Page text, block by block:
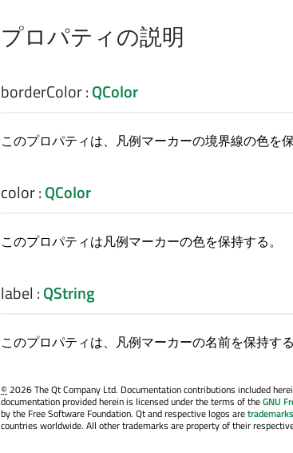
プロパティの説明
borderColor:QColor
このプロパティは、凡例マーカーの境界線の色を保
color:QColor
このプロパティは凡例マーカーの色を保持する。
label :QString
このプロパティは、凡例マーカーの名前を保持する
© 2026 The Qt Company Ltd. Documentation contributions included
documentation provided herein is licensed under the terms of theGNU
by the Free Software Foundation. Qt and respective logos aretrademarks
countries worldwide. All other trademarks are property of their